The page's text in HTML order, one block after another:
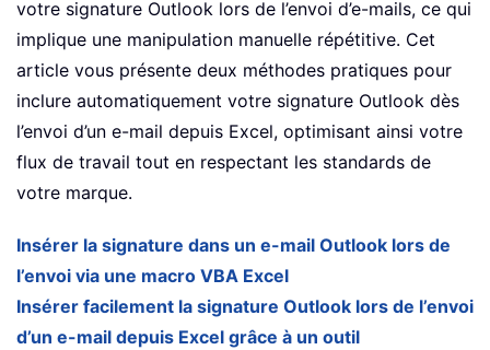
votre signature Outlook lors de l’envoi d’e-mails, ce qui
implique une manipulation manuelle répétitive. Cet
article vous présente deux méthodes pratiques pour
inclure automatiquement votre signature Outlook dès
l’envoi d’un e-mail depuis Excel, optimisant ainsi votre
flux de travail tout en respectant les standards de
votre marque.
Insérer la signature dans un e-mail Outlook lors de
l’envoi via une macro VBA Excel
Insérer facilement la signature Outlook lors de l’envoi
d’un e-mail depuis Excel grâce à un outil